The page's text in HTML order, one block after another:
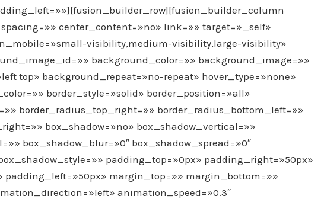
spacing=»» center_content=»no» link=»» target=»_self»
visibility,medium-visibility,large-visibility»
background_color=»» background_image=»»
top» background_repeat=»no-repeat» hover_type=»none»
border_style=»solid» border_position=»all»
border_radius_top_right=»» border_radius_bottom_left=»»
box_shadow=»no» box_shadow_vertical=»»
box_shadow_blur=»0″ box_shadow_spread=»0″
padding_top=»0px» padding_right=»50px»
padding_left=»50px» margin_top=»» margin_bottom=»»
animation_speed=»0.3″